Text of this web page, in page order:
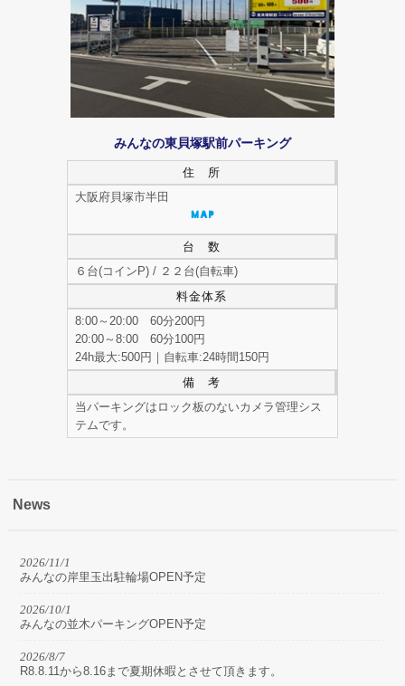
みんなの東貝塚駅前パーキング
住 所
大阪府貝塚市半田
台 数
６台(コインP) / ２２台(自転車)
料金体系
8:00～20:00 60分200円
20:00～8:00 60分100円
24h最大:500円｜自転車:24時間150円
備 考
当パーキングはロック板のないカメラ管理シス
テムです。
News
2026/11/1
みんなの岸里玉出駐輪場OPEN予定
2026/10/1
みんなの並木パーキングOPEN予定
2026/8/7
R8.8.11から8.16まで夏期休暇とさせて頂きます。